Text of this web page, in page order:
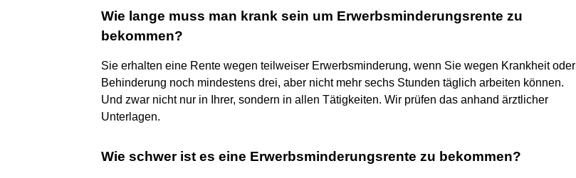
Wie lange muss man krank sein um Erwerbsminderungsrente zu
bekommen?
Sie erhalten eine Rente wegen teilweiser Erwerbsminderung, wenn Sie wegen Krankheit oder
Behinderung noch mindestens drei, aber nicht mehr sechs Stunden täglich arbeiten können.
Und zwar nicht nur in Ihrer, sondern in allen Tätigkeiten. Wir prüfen das anhand ärztlicher
Unterlagen.
Wie schwer ist es eine Erwerbsminderungsrente zu bekommen?